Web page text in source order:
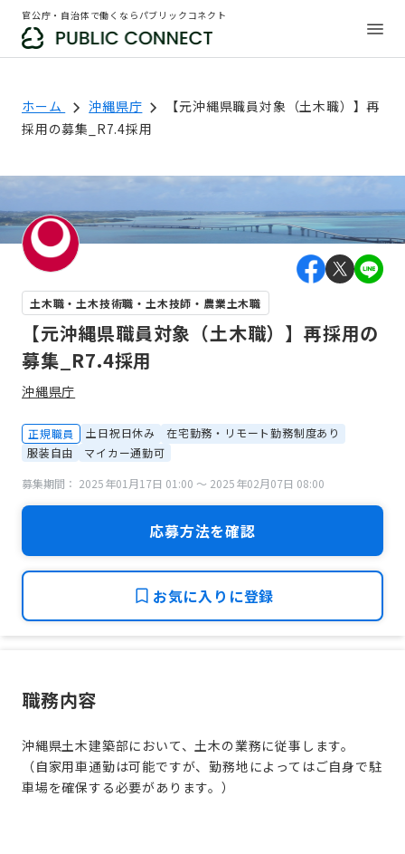
官公庁・自治体で働くならパブリックコネクト
ホーム 沖縄県庁
【元沖縄県職員対象（土木職）】再
採用の募集_R7.4採用
土木職・土木技術職・土木技師・農業土木職
【元沖縄県職員対象（土木職）】再採用の
募集_R7.4採用
沖縄県庁
正規職員 土日祝日休み
在宅勤務・リモート勤務制度あり
服装自由
マイカー通勤可
募集期間： 2025年01月17日 01:00 〜 2025年02月07日 08:00
応募方法を確認
お気に入りに登録
職務内容
沖縄県土木建築部において、土木の業務に従事します。
（自家用車通勤は可能ですが、勤務地によってはご自身で駐
車場を確保する必要があります。）